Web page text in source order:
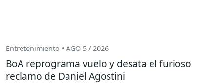
Entretenimiento • AGO 5 / 2026
BoA reprograma vuelo y desata el furioso
reclamo de Daniel Agostini